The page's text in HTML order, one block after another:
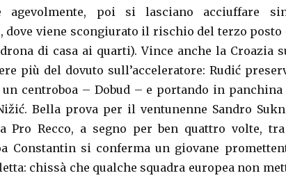
agevolmente, poi si lasciano acciuffare
dove viene scongiurato il rischio del terzo posto
di casa ai quarti). Vince anche la Croazia
più del dovuto sull’acceleratore: Rudić
centroboa – Dobud – e portando in
Bella prova per il ventunenne Sandro
Pro Recco, a segno per ben quattro volte,
Constantin si conferma un giovane
chissà che qualche squadra europea non